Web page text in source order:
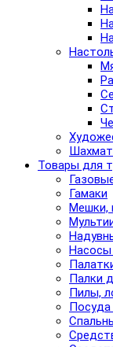
Товары для
Гамаки
Мешки,
Насосы
Палки
Пилы,
Посуда